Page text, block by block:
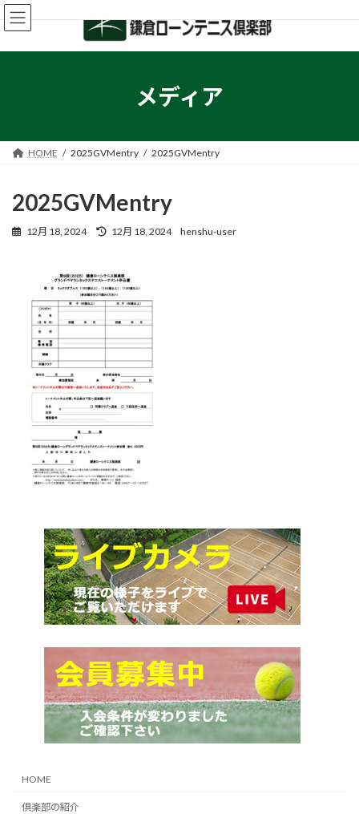
コ
ン
ン
ナ
ビ
ー
メディア
HOME 2025GVMentry 2025GVMentry
2025GVMentry
12月 18, 2024
最
新
日
時
:
12月 18, 2024 henshu-user
HOME
倶楽部の紹介